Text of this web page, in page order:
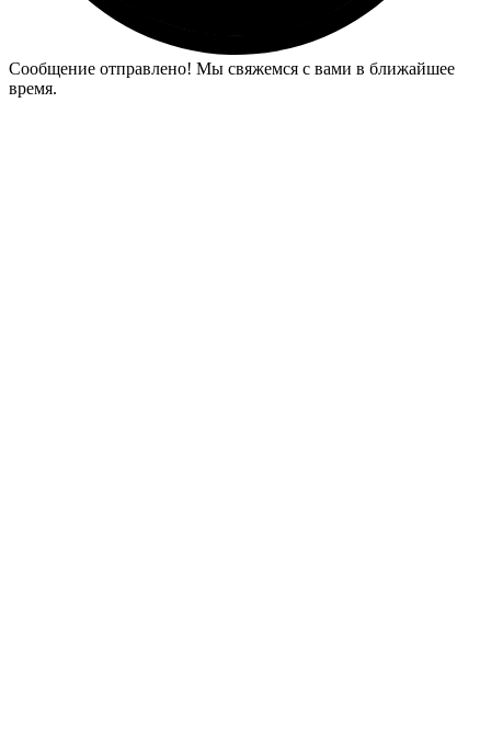
Сообщение отправлено! Мы свяжемся с вами в ближайшее
время.